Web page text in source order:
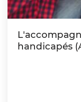
handicapés